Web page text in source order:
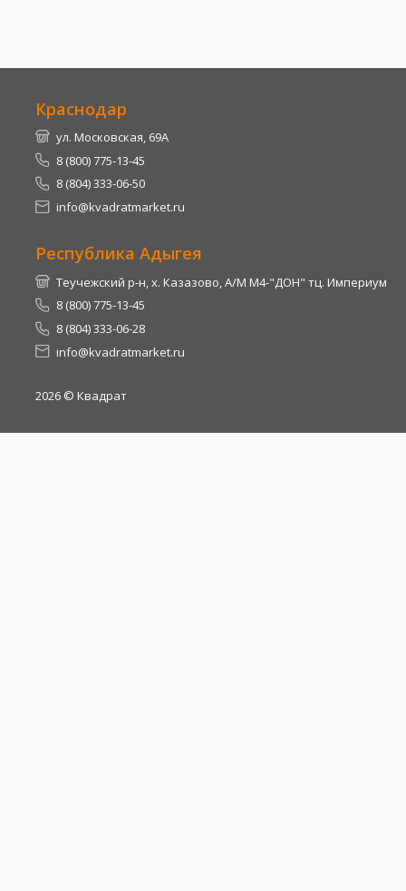
Краснодар
ул. Московская, 69А
8 (800) 775-13-45
8 (804) 333-06-50
info@kvadratmarket.ru
Республика Адыгея
Теучежский р-н, х. Казазово, А/М М4-"ДОН" тц. Империум
8 (800) 775-13-45
8 (804) 333-06-28
info@kvadratmarket.ru
2026 © Квадрат